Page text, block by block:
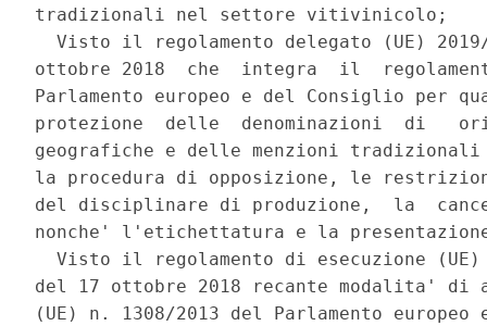
tradizionali nel settore vitivinicolo;
Visto il regolamento delegato (UE)
ottobre 2018  che  integra  il
Parlamento europeo e del Consiglio per
protezione  delle  denominazioni  di
geografiche e delle menzioni
la procedura di opposizione, le
del disciplinare di produzione,  la
nonche' l'etichettatura e la
Visto il regolamento di esecuzione
del 17 ottobre 2018 recante modalita' di
(UE) n. 1308/2013 del Parlamento